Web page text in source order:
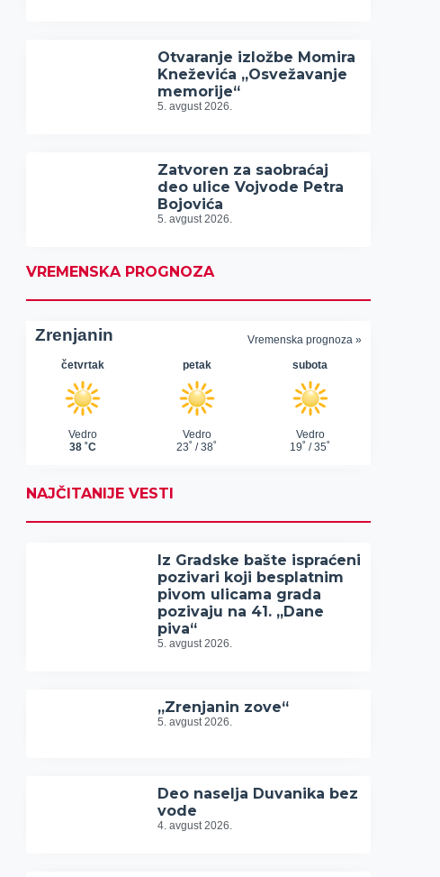
Otvaranje izložbe Momira
Kneževića „Osvežavanje
memorije“
5. avgust 2026.
Zatvoren za saobraćaj
deo ulice Vojvode Petra
Bojovića
5. avgust 2026.
VREMENSKA PROGNOZA
NAJČITANIJE VESTI
Iz Gradske bašte ispraćeni
pozivari koji besplatnim
pivom ulicama grada
pozivaju na 41. „Dane
piva“
5. avgust 2026.
„Zrenjanin zove“
5. avgust 2026.
Deo naselja Duvanika bez
vode
4. avgust 2026.